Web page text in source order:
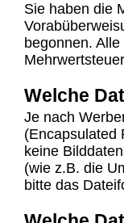
Sie haben die
begonnen.
Welche
Je nach
(Encapsulated
keine
(wie z.B. die
bitte das